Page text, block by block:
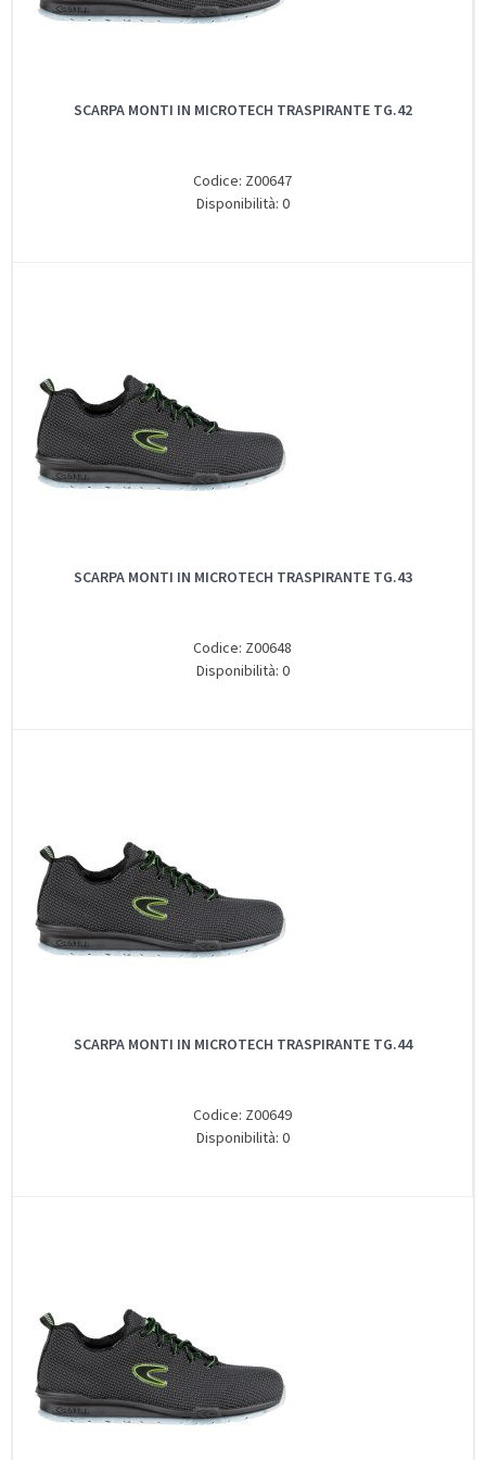
SCARPA MONTI IN MICROTECH TRASPIRANTE TG.42
Codice: Z00647
Disponibilità: 0
SCARPA MONTI IN MICROTECH TRASPIRANTE TG.43
Codice: Z00648
Disponibilità: 0
SCARPA MONTI IN MICROTECH TRASPIRANTE TG.44
Codice: Z00649
Disponibilità: 0